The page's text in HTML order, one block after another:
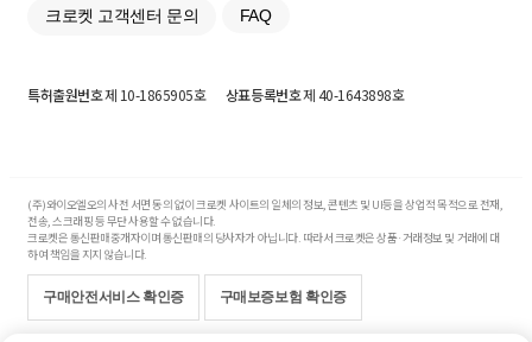
크로켓 고객센터 문의 FAQ
특허출원번호제 10-1865905호 상표등록번호제 40-1643898호
(주)와이오엘오의 사전 서면 동의 없이 크로켓 사이트의 일체의 정보, 콘텐츠 및 UI등을 상업적 목적으로 전재,
전송, 스크래핑 등 무단 사용할 수 없습니다.
크로켓은 통신판매중개자이며 통신판매의 당사자가 아닙니다. 따라서 크로켓은 상품·거래정보 및 거래에 대
하여 책임을 지지 않습니다.
구매안전서비스 확인증 구매보증보험 확인증